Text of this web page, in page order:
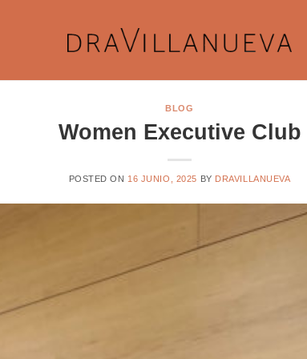
BLOG
Women Executive Club
POSTED ON 16 JUNIO, 2025 BY DRAVILLANUEVA